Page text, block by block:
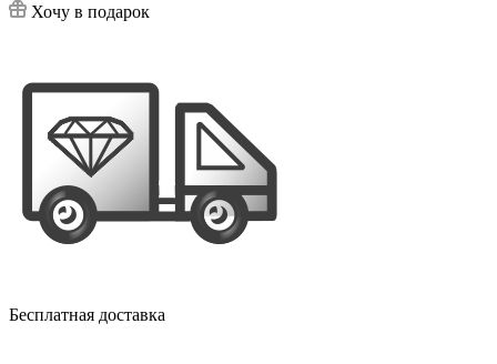
Хочу в подарок
Бесплатная доставка